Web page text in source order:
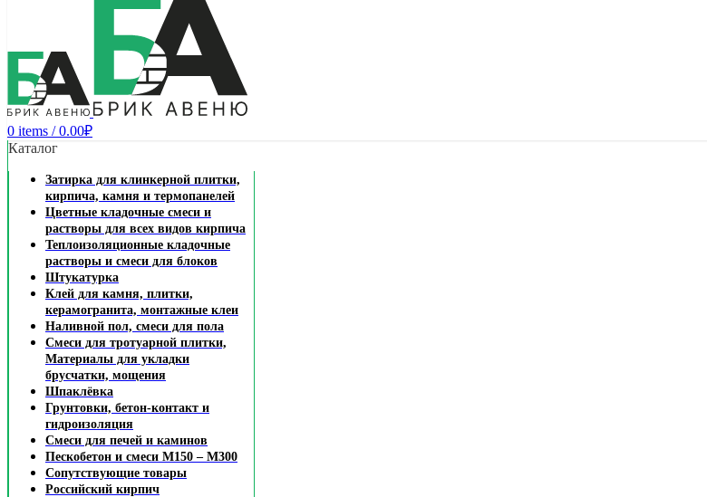
0 items / 0.00₽
Каталог
Затирка для клинкерной плитки,
кирпича, камня и термопанелей
Цветные кладочные смеси и
растворы для всех видов кирпича
Теплоизоляционные кладочные
растворы и смеси для блоков
Штукатурка
Клей для камня, плитки,
керамогранита, монтажные клеи
Наливной пол, смеси для пола
Смеси для тротуарной плитки,
Материалы для укладки
брусчатки, мощения
Шпаклёвка
Грунтовки, бетон-контакт и
гидроизоляция
Смеси для печей и каминов
Пескобетон и смеси М150 – М300
Сопутствующие товары
Российский кирпич